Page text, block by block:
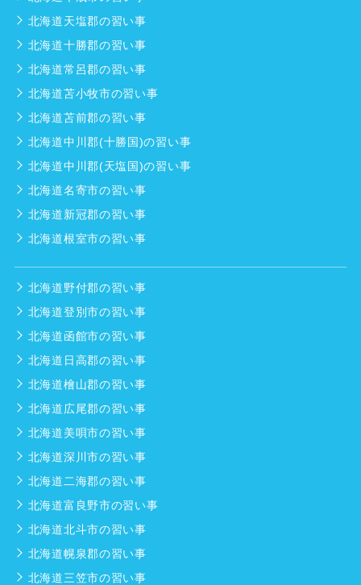
北海道天塩郡の習い事
北海道十勝郡の習い事
北海道常呂郡の習い事
北海道苫小牧市の習い事
北海道苫前郡の習い事
北海道中川郡(十勝国)の習い事
北海道中川郡(天塩国)の習い事
北海道名寄市の習い事
北海道新冠郡の習い事
北海道根室市の習い事
北海道野付郡の習い事
北海道登別市の習い事
北海道函館市の習い事
北海道日高郡の習い事
北海道檜山郡の習い事
北海道広尾郡の習い事
北海道美唄市の習い事
北海道深川市の習い事
北海道二海郡の習い事
北海道富良野市の習い事
北海道北斗市の習い事
北海道幌泉郡の習い事
北海道三笠市の習い事